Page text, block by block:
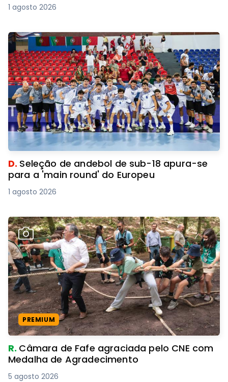
1 agosto 2026
D. Seleção de andebol de sub-18 apura-se
para a 'main round' do Europeu
1 agosto 2026
PREMIUM
R. Câmara de Fafe agraciada pelo CNE com
Medalha de Agradecimento
5 agosto 2026